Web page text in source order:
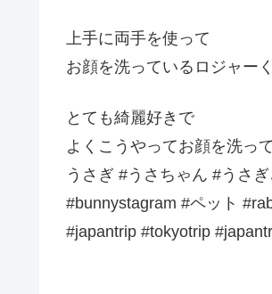
上手に両手を使って
お顔を洗っているロジャー
とても綺麗好きで
よくこうやってお顔を洗っ
うさぎ #うさちゃん #うさ
#bunnystagram #ペット
#japantrip #tokyotrip